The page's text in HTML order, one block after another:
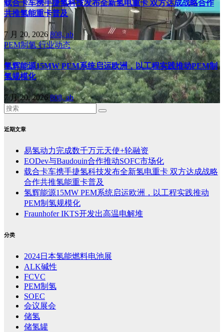
载合卡车携手捷氢科技发布全新氢电重卡 双方达成战略合作
共推氢能重卡普及
7 月 20, 2026808, ab
PEM制氢行业动态
氢辉能源15MW PEM系统启运欧洲，以工程实践推动PEM制
氢规模化
7 月 20, 2026808, ab
近期文章
易氢动力完成数千万元天使+轮融资
EODev与Baudouin合作推动SOFC市场化
载合卡车携手捷氢科技发布全新氢电重卡 双方达成战略
合作共推氢能重卡普及
氢辉能源15MW PEM系统启运欧洲，以工程实践推动
PEM制氢规模化
Fraunhofer IKTS开发出高温电解堆
分类
2024日本氢能燃料电池展
ALK碱性
FCVC
PEM制氢
SOEC
会议展会
储氢
储氢罐